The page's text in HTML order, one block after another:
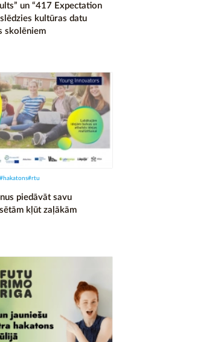
un “417 Expectation
kultūras datu
skolēniem
piedāvāt savu
kļūt zaļākām
#rtu